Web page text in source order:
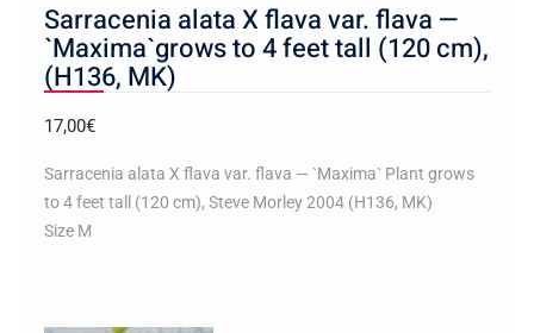
Sarracenia alata X flava var. flava —
`Maxima`grows to 4 feet tall (120 cm),
(H136, MK)
17,00€
Sarracenia alata X flava var. flava — `Maxima` Plant grows
to 4 feet tall (120 cm), Steve Morley 2004 (H136, MK)
Size M